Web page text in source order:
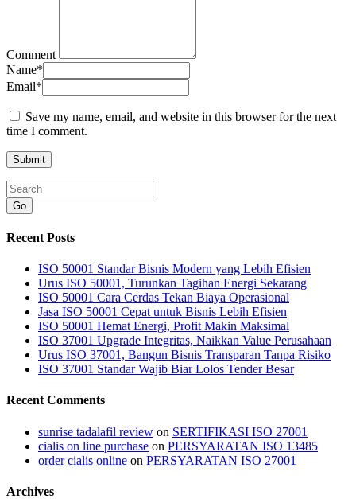
Comment
Name*
Email*
Save my name, email, and website in this browser for the next
time I comment.
Go
Recent Posts
ISO 50001 Standar Bisnis Modern yang Lebih Efisien
Urus ISO 50001, Turunkan Tagihan Energi Sekarang
ISO 50001 Cara Cerdas Tekan Biaya Operasional
Jasa ISO 50001 Cepat untuk Bisnis Lebih Efisien
ISO 50001 Hemat Energi, Profit Makin Maksimal
ISO 37001 Upgrade Integritas, Naikkan Value Perusahaan
Urus ISO 37001, Bangun Bisnis Transparan Tanpa Risiko
ISO 37001 Standar Wajib Biar Lolos Tender Besar
Recent Comments
sunrise tadalafil review on SERTIFIKASI ISO 27001
cialis on line purchase on PERSYARATAN ISO 13485
order cialis online on PERSYARATAN ISO 27001
Archives